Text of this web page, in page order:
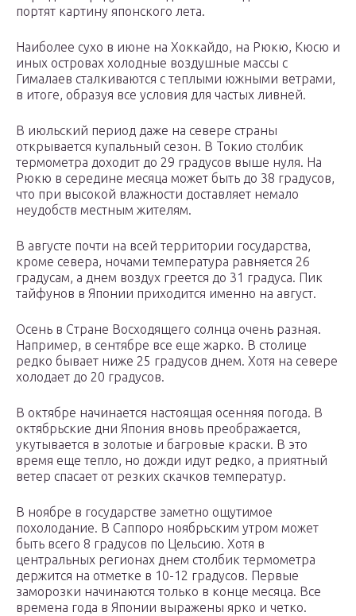
портят картину японского лета.
Наиболее сухо в июне на Хоккайдо, на Рюкю, Кюсю и
иных островах холодные воздушные массы с
Гималаев сталкиваются с теплыми южными ветрами,
в итоге, образуя все условия для частых ливней.
В июльский период даже на севере страны
открывается купальный сезон. В Токио столбик
термометра доходит до 29 градусов выше нуля. На
Рюкю в середине месяца может быть до 38 градусов,
что при высокой влажности доставляет немало
неудобств местным жителям.
В августе почти на всей территории государства,
кроме севера, ночами температура равняется 26
градусам, а днем воздух греется до 31 градуса. Пик
тайфунов в Японии приходится именно на август.
Осень в Стране Восходящего солнца очень разная.
Например, в сентябре все еще жарко. В столице
редко бывает ниже 25 градусов днем. Хотя на севере
холодает до 20 градусов.
В октябре начинается настоящая осенняя погода. В
октябрьские дни Япония вновь преображается,
укутывается в золотые и багровые краски. В это
время еще тепло, но дожди идут редко, а приятный
ветер спасает от резких скачков температур.
В ноябре в государстве заметно ощутимое
похолодание. В Саппоро ноябрьским утром может
быть всего 8 градусов по Цельсию. Хотя в
центральных регионах днем столбик термометра
держится на отметке в 10-12 градусов. Первые
заморозки начинаются только в конце месяца. Все
времена года в Японии выражены ярко и четко.